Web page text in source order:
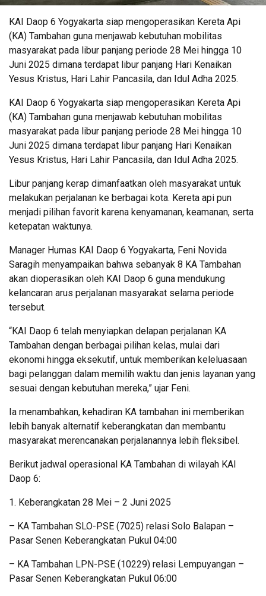
KAI Daop 6 Yogyakarta siap mengoperasikan Kereta Api
(KA) Tambahan guna menjawab kebutuhan mobilitas
masyarakat pada libur panjang periode 28 Mei hingga 10
Juni 2025 dimana terdapat libur panjang Hari Kenaikan
Yesus Kristus, Hari Lahir Pancasila, dan Idul Adha 2025.
KAI Daop 6 Yogyakarta siap mengoperasikan Kereta Api
(KA) Tambahan guna menjawab kebutuhan mobilitas
masyarakat pada libur panjang periode 28 Mei hingga 10
Juni 2025 dimana terdapat libur panjang Hari Kenaikan
Yesus Kristus, Hari Lahir Pancasila, dan Idul Adha 2025.
Libur panjang kerap dimanfaatkan oleh masyarakat untuk
melakukan perjalanan ke berbagai kota. Kereta api pun
menjadi pilihan favorit karena kenyamanan, keamanan, serta
ketepatan waktunya.
Manager Humas KAI Daop 6 Yogyakarta, Feni Novida
Saragih menyampaikan bahwa sebanyak 8 KA Tambahan
akan dioperasikan oleh KAI Daop 6 guna mendukung
kelancaran arus perjalanan masyarakat selama periode
tersebut.
“KAI Daop 6 telah menyiapkan delapan perjalanan KA
Tambahan dengan berbagai pilihan kelas, mulai dari
ekonomi hingga eksekutif, untuk memberikan keleluasaan
bagi pelanggan dalam memilih waktu dan jenis layanan yang
sesuai dengan kebutuhan mereka,” ujar Feni.
Ia menambahkan, kehadiran KA tambahan ini memberikan
lebih banyak alternatif keberangkatan dan membantu
masyarakat merencanakan perjalanannya lebih fleksibel.
Berikut jadwal operasional KA Tambahan di wilayah KAI
Daop 6:
1. Keberangkatan 28 Mei – 2 Juni 2025
– KA Tambahan SLO-PSE (7025) relasi Solo Balapan –
Pasar Senen Keberangkatan Pukul 04:00
– KA Tambahan LPN-PSE (10229) relasi Lempuyangan –
Pasar Senen Keberangkatan Pukul 06:00